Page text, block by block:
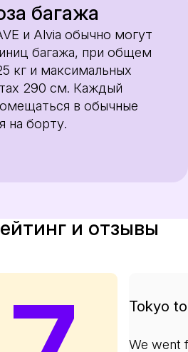
багажа
и Alvia обычно могут
багажа, при общем
кг и максимальных
290 см. Каждый
в обычные
на борту.
и отзывы
Tokyo
We went